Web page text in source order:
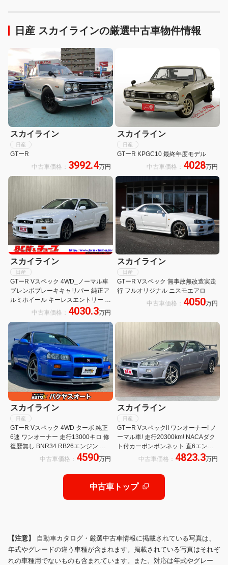
日産 スカイラインの厳選中古車物件情報
スカイライン
日産
GTーR
中古車価格： 3992.4万円
スカイライン
日産
GTーR KPGC10 最終年度モデル
中古車価格： 4028万円
スカイライン
日産
GTーR Vスペック 4WD_ノーマル車
ブレンボブレーキキャリパー 純正ア
ルミホイール キーレスエントリー オ
ートエアコン CSオーディオ/AMFM
ETC
中古車価格： 4030.3万円
スカイライン
日産
GTーR Vスペック 無事故無改造実走
行 フルオリジナル ニスモエアロ
中古車価格： 4050万円
スカイライン
日産
GTーR Vスペック 4WD ターボ 純正
6速 ワンオーナー 走行13000キロ 修
復歴無し BNR34 RB26エンジン ベ
イサイドブルーメタリック 純正18イ
中古車価格： 4590万円
スカイライン
日産
GTーR VスペックII ワンオーナー! ノ
ーマル車! 走行20300km! NACAダク
ト付カーボンボンネット 直6エンジ
ン RB26DETT 純正ブレンボーキャ
リパー! リアブレーキローター大径化
320mm 純正アルミ!
中古車価格： 4823.3万円
中古車トップ
【注意】 自動車カタログ・厳選中古車情報に掲載されている写真は、
年式やグレードの違う車種が含まれます。掲載されている写真はそれぞ
れの車種用でないものも含まれています。また、対応は年式やグレー